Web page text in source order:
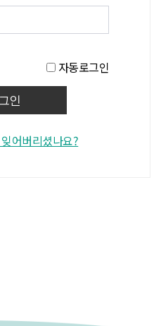
자동로그인
어버리셨나요?